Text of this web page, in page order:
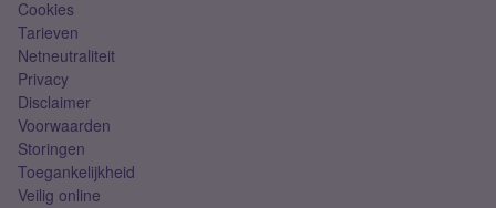
Cookies
Tarieven
Netneutraliteit
Privacy
Disclaimer
Voorwaarden
Storingen
Toegankelijkheid
Veilig online